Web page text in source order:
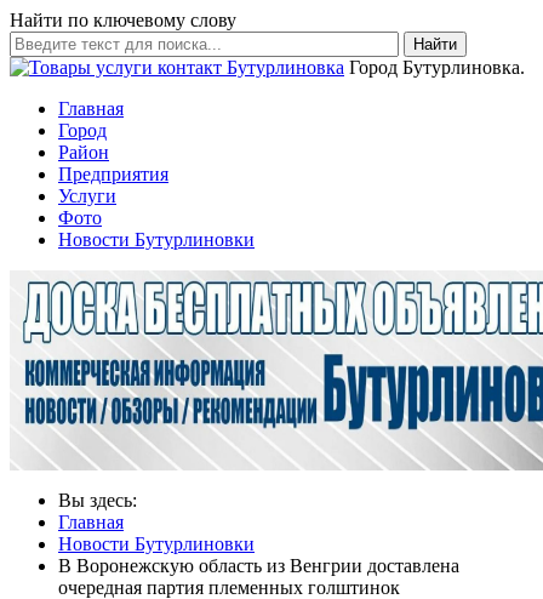
Найти по ключевому слову
Найти
Город Бутурлиновка.
Главная
Город
Район
Предприятия
Услуги
Фото
Новости Бутурлиновки
Вы здесь:
Главная
Новости Бутурлиновки
В Воронежскую область из Венгрии доставлена
очередная партия племенных голштинок